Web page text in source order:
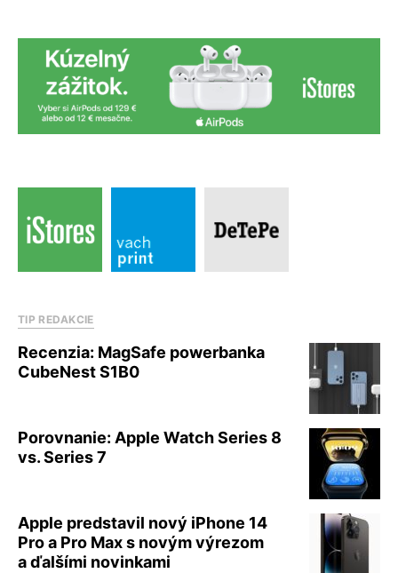
TIP REDAKCIE
Recenzia: MagSafe powerbanka
CubeNest S1B0
Porovnanie: Apple Watch Series 8
vs. Series 7
Apple predstavil nový iPhone 14
Pro a Pro Max s novým výrezom
a ďalšími novinkami